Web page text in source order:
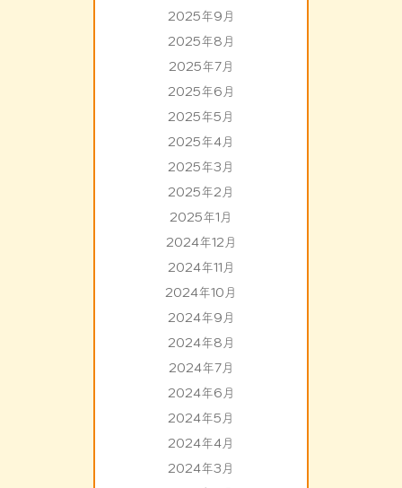
2025年9月
2025年8月
2025年7月
2025年6月
2025年5月
2025年4月
2025年3月
2025年2月
2025年1月
2024年12月
2024年11月
2024年10月
2024年9月
2024年8月
2024年7月
2024年6月
2024年5月
2024年4月
2024年3月